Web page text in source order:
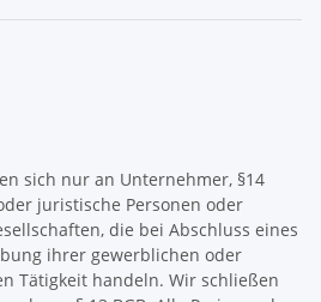
sich nur an Unternehmer, §14
juristische Personen oder
die bei Abschluss eines
ihrer gewerblichen oder
Tätigkeit handeln. Wir schließen